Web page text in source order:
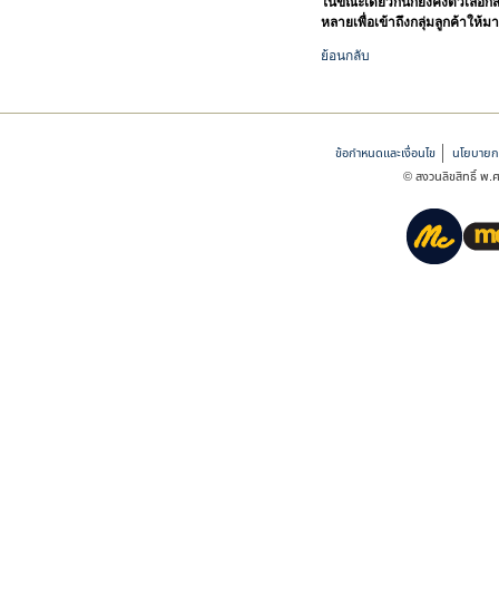
หลายเพื่อเข้าถึงกลุ่มลูกค้าให้
ย้อนกลับ
ข้อกำหนดและเงื่อนไข
นโยบาย
© สงวนลิขสิทธิ์ พ.